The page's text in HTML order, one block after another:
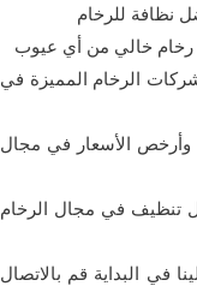
نظافة للرخام
رخام خالي من أي عيوب
الرخام المميزة في
وأرخص الأسعار في مجال
تنظيف في مجال الرخام
في البداية قم بالاتصال